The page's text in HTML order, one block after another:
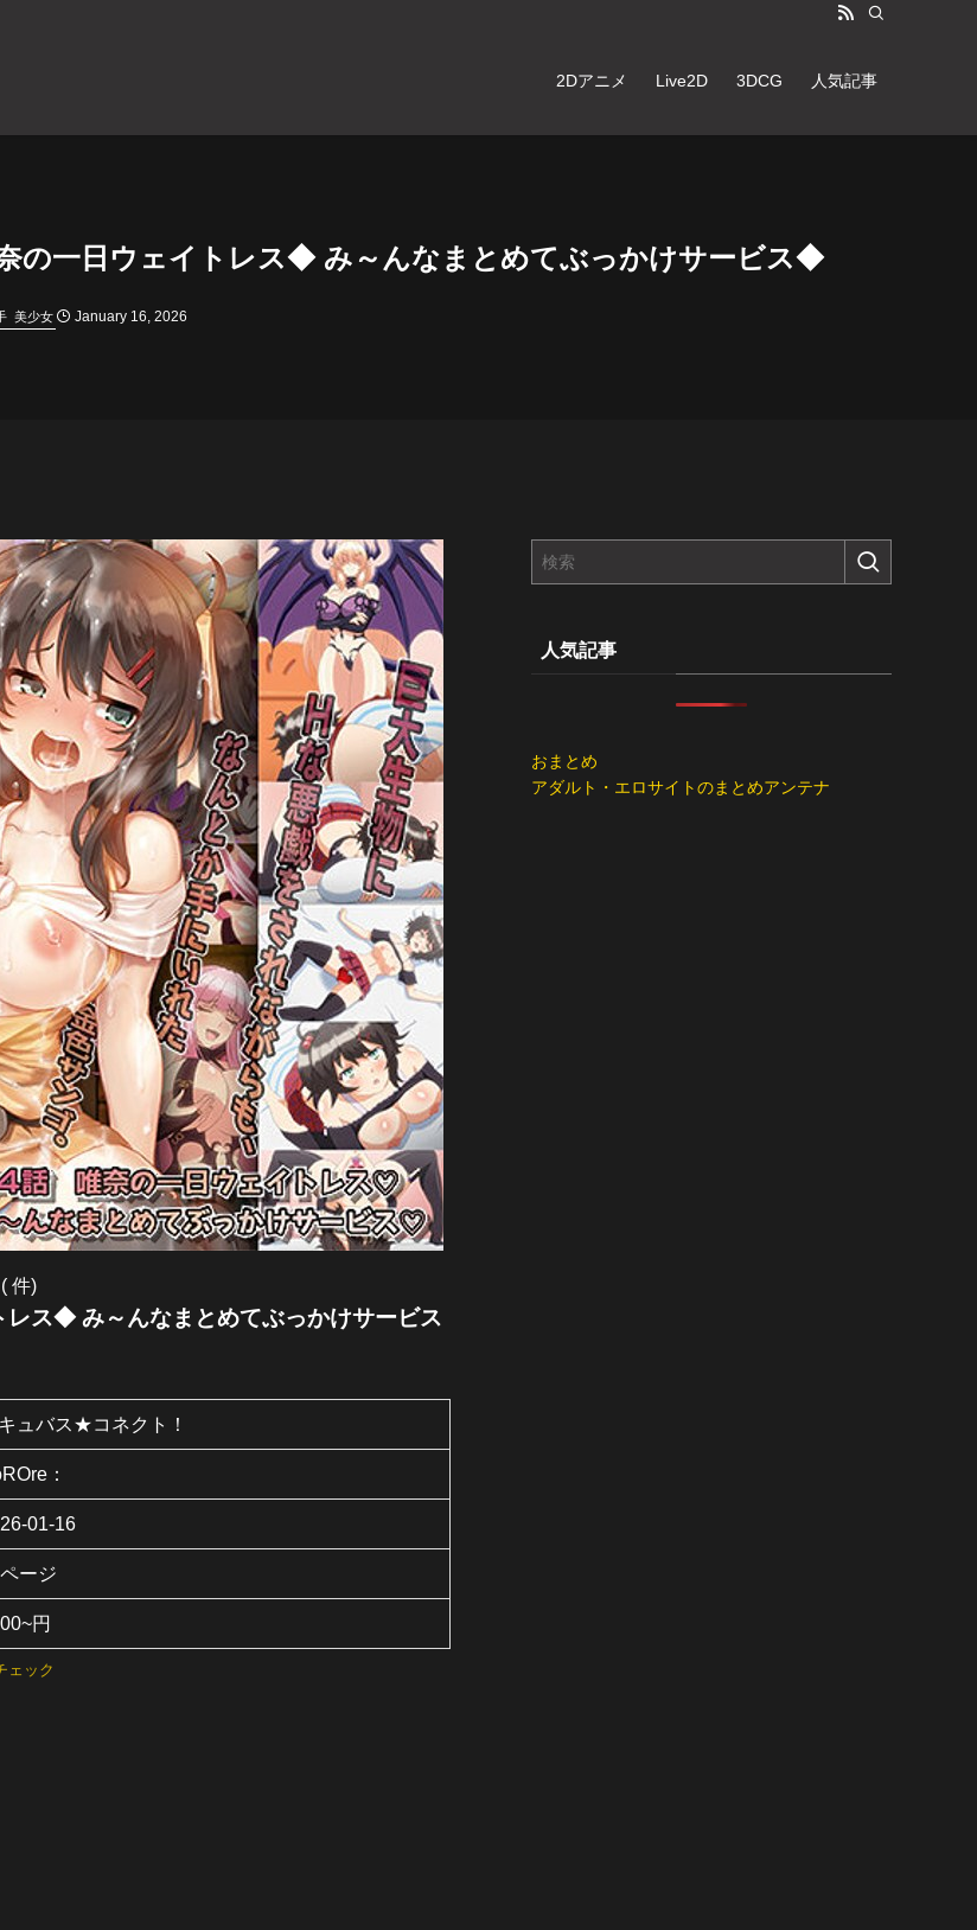
2Dアニメ Live2D 3DCG 人気記事
の一日ウェイトレス◆ み～んなまとめてぶっかけサービス◆
美少女 January 16, 2026
( 件)
ス◆ み～んなまとめてぶっかけサービス
ュバス★コネクト！
：
01-16
ージ
円
ェック
人気記事
おまとめ
アダルト・エロサイトのまとめアンテナ